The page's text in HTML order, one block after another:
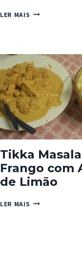
LER MAIS MÁSCARA
Tikka
Frango com
de Limão
LER MAIS TIKKA